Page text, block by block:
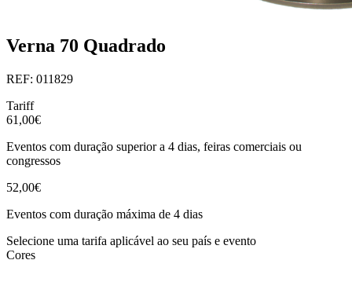
Verna 70 Quadrado
REF: 011829
Tariff
61,00€
Eventos com duração superior a 4 dias, feiras comerciais ou
congressos
52,00€
Eventos com duração máxima de 4 dias
Selecione uma tarifa aplicável ao seu país e evento
Cores